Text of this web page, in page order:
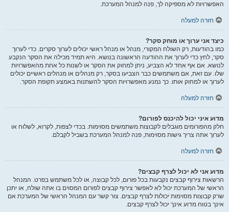
האפשרויות לא מספיקה לך, פנה למנהל המערכת.
חזרה למעלה
כיצד אני ערוך או מוחק סקר?
כמו בהודעות, רק השולח המקורי, מנהל או מנהל ראשי יכולים לערוך סקרים. כדי לערוך
סקר, לחץ כדי לערוך את ההודעה הראשונה בנושא. היא תמיד מכילה את הסקר הנקבע
לנושא. אם אף אחד לא הצביע, ניתן למחוק את הסקר או לשנות כל אחת מהאפשרויות
שלו. עם זאת, אם משתמשים כבר הצביעו בסקר, רק מנהלים או מנהלים ראשיים יכולים
לערוך או למחוק אותו. כך נמנע מאפשרויות הסקר להשתנות באמצע תקופת הסקר.
חזרה למעלה
מדוע איני יכול להיכנס לפורום?
חלק מהפורומים מוגבלים לקבוצות משתמשים מסוימות. בכדי לצפות, לקרוא, לשלוח או
לערוך אתה צריך גישות מסוימות, פנה למנהל המערכת בשביל לקבלם.
חזרה למעלה
מדוע אני לא יכול לצרף קבצים?
הרשאות צירוף קבצים נקבעות בכל פורום, לכל קבוצה, או לכל משתמש בפרט. המנהל
הראשי של המערכת יכול לא לאפשר צירוף קבצים לפורום המסוים בו אתה שולח, או יתכן
שרק קבוצות מסוימות יכולות לצרף קבצים. צור קשר עם המנהל הראשי של המערכת אם
אינך בטוח מדוע אינך יכול לצרף קבצים.